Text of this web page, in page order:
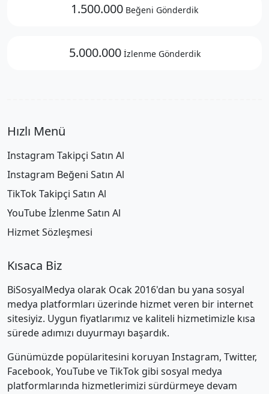
1.500.000 Beğeni Gönderdik
5.000.000 İzlenme Gönderdik
Hızlı Menü
Instagram Takipçi Satın Al
Instagram Beğeni Satın Al
TikTok Takipçi Satın Al
YouTube İzlenme Satın Al
Hizmet Sözleşmesi
Kısaca Biz
BiSosyalMedya olarak Ocak 2016'dan bu yana sosyal
medya platformları üzerinde hizmet veren bir internet
sitesiyiz. Uygun fiyatlarımız ve kaliteli hizmetimizle kısa
sürede adımızı duyurmayı başardık.
Günümüzde popülaritesini koruyan Instagram, Twitter,
Facebook, YouTube ve TikTok gibi sosyal medya
platformlarında hizmetlerimizi sürdürmeye devam